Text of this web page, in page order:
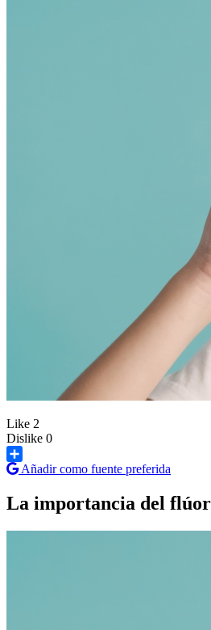
Like 2
Dislike 0
Share
Añadir como fuente preferida
La importancia del